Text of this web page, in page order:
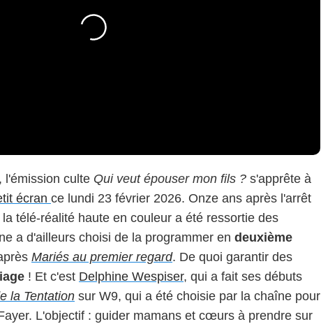
l'émission culte Qui veut épouser mon fils ? s'apprête à
écran ce lundi 23 février 2026. Onze ans après l'arrêt
télé-réalité haute en couleur a été ressortie des
a d'ailleurs choisi de la programmer en deuxième
Mariés au premier regard. De quoi garantir des
! Et c'est Delphine Wespiser, qui a fait ses débuts
la Tentation sur W9, qui a été choisie par la chaîne pour
L'objectif : guider mamans et cœurs à prendre sur